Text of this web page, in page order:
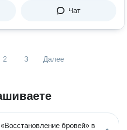
Чат
2 3 Далее
бровей» в